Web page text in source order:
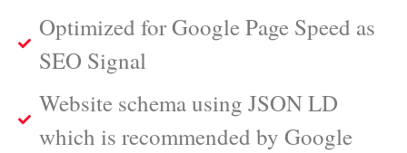
Optimized for Google Page Speed as
SEO Signal
Website schema using JSON LD
which is recommended by Google